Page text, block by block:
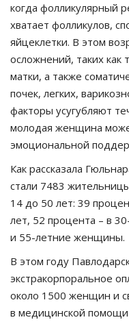
когда фолликулярный
хватает фолликулов,
яйцеклетки. В этом
осложнений, таких как
матки, а также
почек, легких,
факторы усугубляют
молодая женщина
эмоциональной
Как рассказала
стали 7483
14 до 50 лет: 39
лет, 52 процента – в
и 55-летние женщины.
В этом году
экстракорпоральное
около 1500 женщин и
в медицинской